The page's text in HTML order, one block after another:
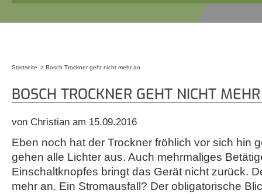
Startseite Bosch Trockner geht nicht mehr an
BOSCH TROCKNER GEHT NICHT
von Christian am 15.09.2016
Eben noch hat der Trockner fröhlich vor sich hin
gehen alle Lichter aus. Auch mehrmaliges
Einschaltknopfes bringt das Gerät nicht zurück.
mehr an. Ein Stromausfall? Der obligatorische